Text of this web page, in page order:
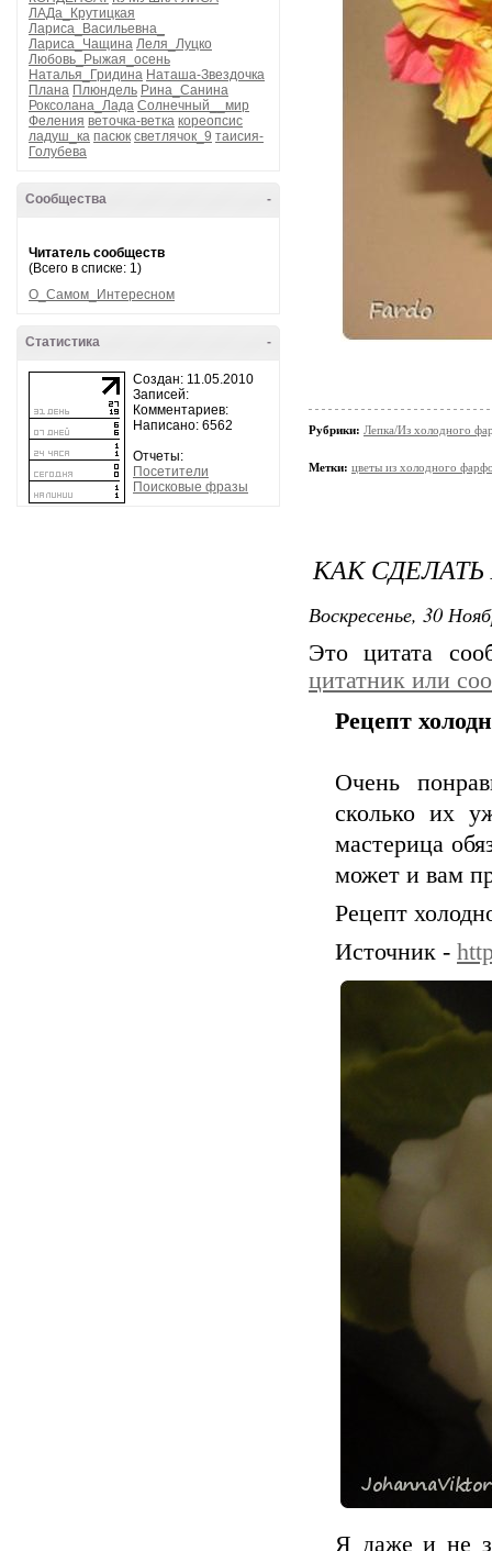
ЛАДа_Крутицкая
Лариса_Васильевна_
Лариса_Чащина Леля_Луцко
Любовь_Рыжая_осень
Наталья_Гридина Наташа-Звездочка
Плана Плюндель Рина_Санина
Роксолана_Лада Солнечный__мир
Феления веточка-ветка кореопсис
ладуш_ка пасюк светлячок_9 таисия-
Голубева
-
Сообщества
Читатель сообществ
(Всего в списке: 1)
О_Самом_Интересном
-
Статистика
Создан: 11.05.2010
Записей:
Комментариев:
Написано: 6562
Отчеты:
Посетители
Поисковые фразы
Рубрики: Лепка/Из холодного
Метки: цветы из холодного
КАК
Воскресенье, 30
Это цитата
цитатник или
Рецепт
Очень
сколько их
мастерица
может и вам
Рецепт
Источник -
Я даже и не